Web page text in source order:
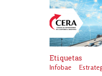
del
Etiquetas
Infobae